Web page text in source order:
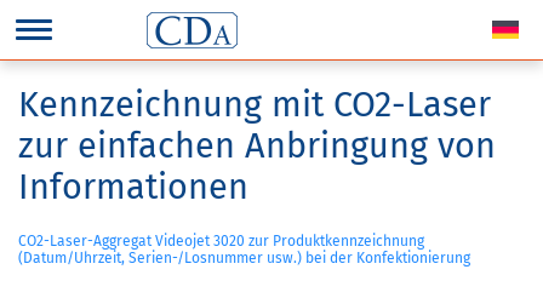
Kennzeichnung mit CO2-Laser
zur einfachen Anbringung von
Informationen
CO2-Laser-Aggregat Videojet 3020 zur Produktkennzeichnung
(Datum/Uhrzeit, Serien-/Losnummer usw.) bei der Konfektionierung